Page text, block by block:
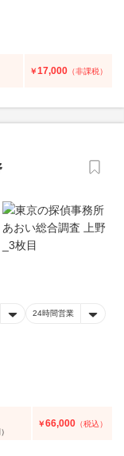
￥17,000 （非課税）
24時間営業
￥66,000 （税込）